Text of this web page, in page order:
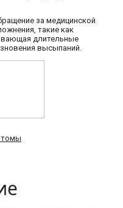
за медицинской
такие как
длительные
высыпаний.